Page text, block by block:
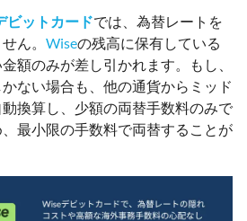
ビットカードでは、為替レートを
ん。 Wiseの残高に保有している
額のみが差し引かれます。もし、
ない場合も、他の通貨からミッド
換算し、少額の両替手数料のみで
最小限の手数料で両替することが